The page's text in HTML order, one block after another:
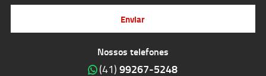
Nossos telefones
(41) 99267-5248
Enviar